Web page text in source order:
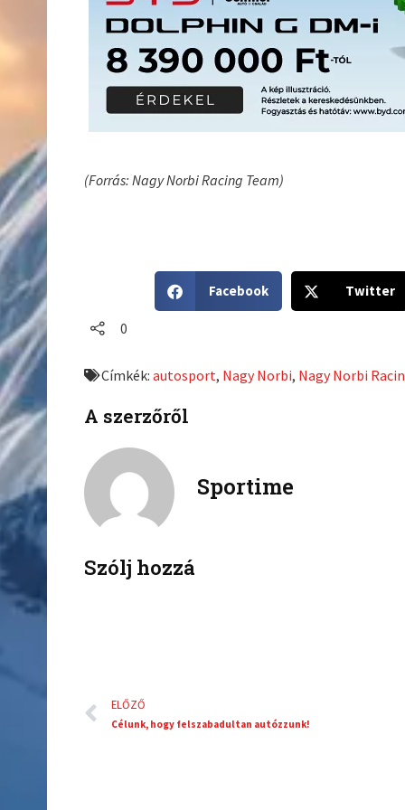
(Forrás: Nagy Norbi Racing Team)
h
o
f
b
Facebook
h
o
Twitter
0
Címkék:autosport, Nagy Norbi, Nagy Norbi
A szerzőről
Sportime
Szólj hozzá
Előző
ELŐZŐ
Célunk, hogy felszabadultan autózzunk!